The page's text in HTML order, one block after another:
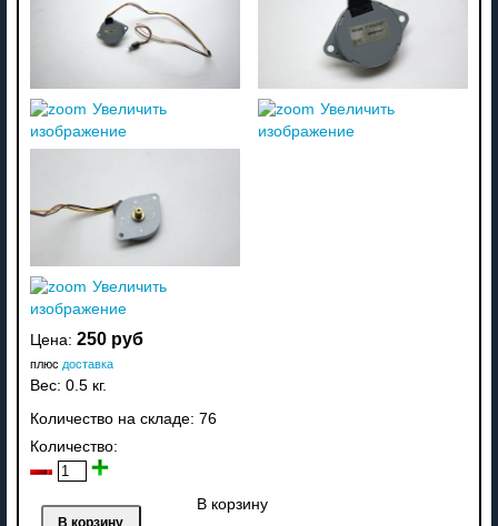
Увеличить
изображение
Увеличить
изображение
Увеличить
изображение
Цена: 250 руб
плюс доставка
Вес: 0.5 кг.
Количество на складе: 76
Количество:
В корзину